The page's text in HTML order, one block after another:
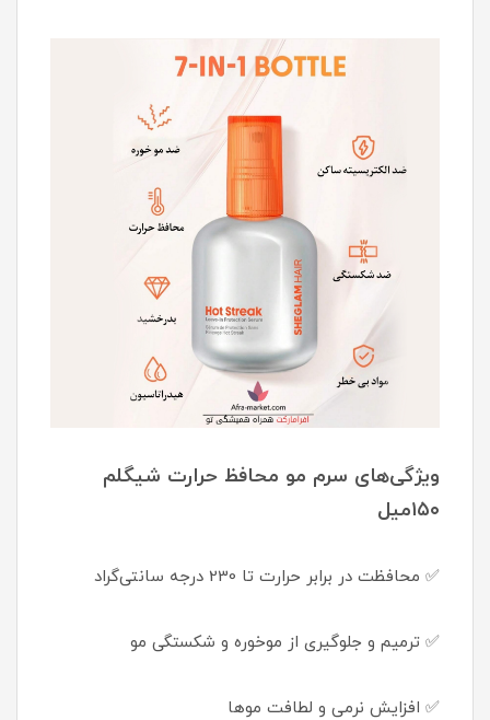
ویژگی‌های سرم مو محافظ حرارت شیگلم
۱۵۰میل
✅ محافظت در برابر حرارت تا 230 درجه سانتی‌گراد
✅ ترمیم و جلوگیری از موخوره و شکستگی مو
✅ افزایش نرمی و لطافت موها